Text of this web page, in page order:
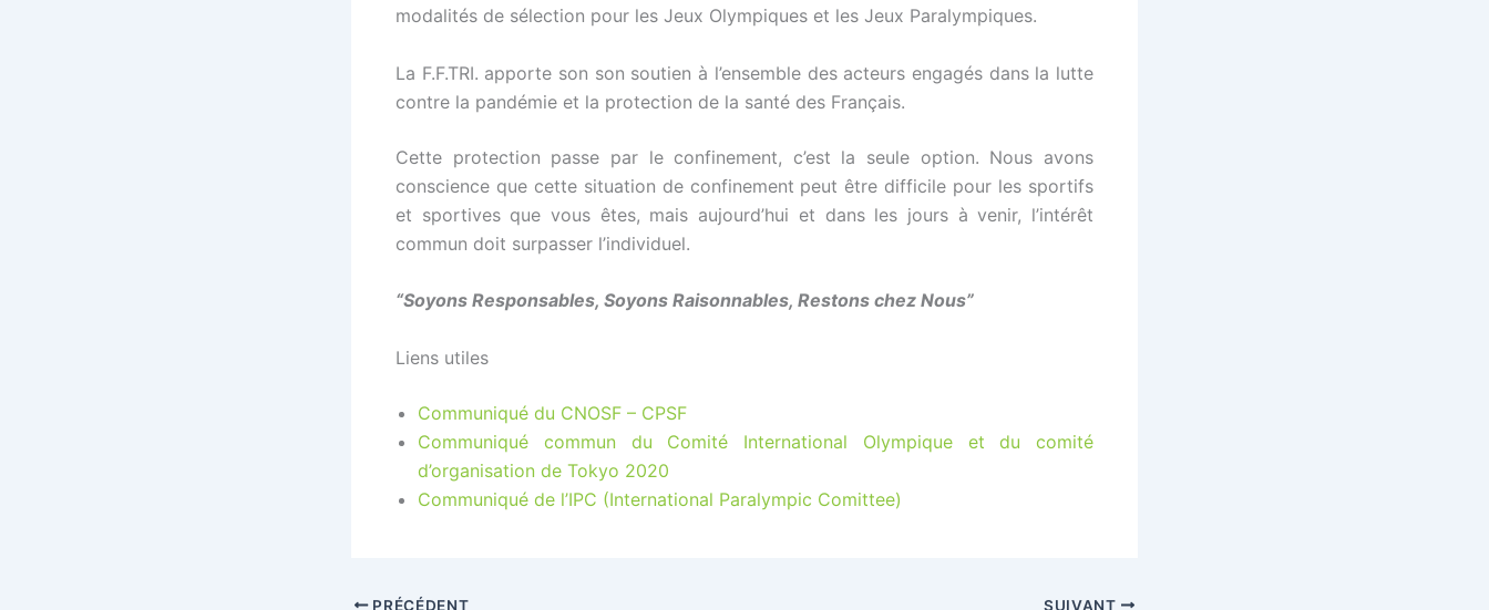
modalités de sélection pour les Jeux Olympiques et les Jeux Paralympiques.
La F.F.TRI. apporte son son soutien à l’ensemble des acteurs engagés dans la lutte
contre la pandémie et la protection de la santé des Français.
Cette protection passe par le confinement, c’est la seule option. Nous avons
conscience que cette situation de confinement peut être difficile pour les sportifs
et sportives que vous êtes, mais aujourd’hui et dans les jours à venir, l’intérêt
commun doit surpasser l’individuel.
“Soyons Responsables, Soyons Raisonnables, Restons chez Nous”
Liens utiles
Communiqué du CNOSF – CPSF
Communiqué commun du Comité International Olympique et du comité
d’organisation de Tokyo 2020
Communiqué de l’IPC (International Paralympic Comittee)
PRÉCÉDENT SUIVANT